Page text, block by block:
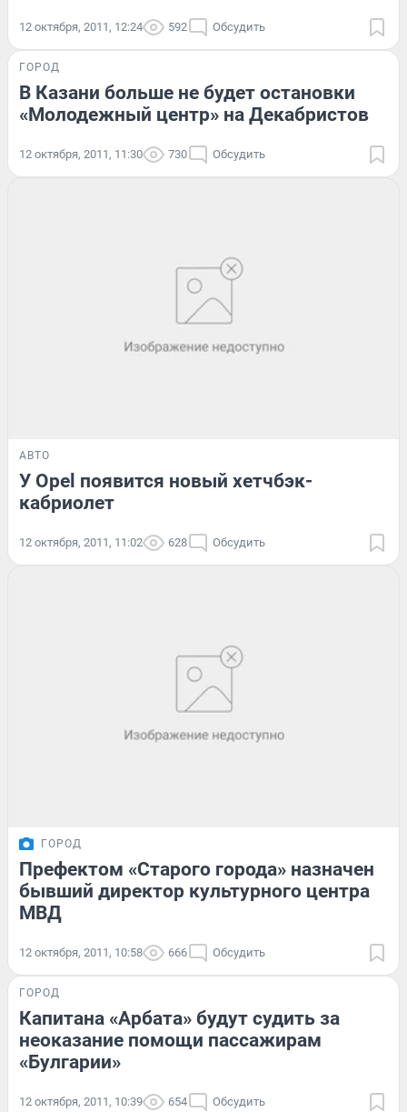
12 октября, 2011, 12:24 592 Обсудить
ГОРОД
В Казани больше не будет остановки
«Молодежный центр» на Декабристов
12 октября, 2011, 11:30 730 Обсудить
АВТО
У Opel появится новый хетчбэк-
кабриолет
12 октября, 2011, 11:02 628 Обсудить
ГОРОД
Префектом «Старого города» назначен
бывший директор культурного центра
МВД
12 октября, 2011, 10:58 666 Обсудить
ГОРОД
Капитана «Арбата» будут судить за
неоказание помощи пассажирам
«Булгарии»
12 октября, 2011, 10:39 654 Обсудить